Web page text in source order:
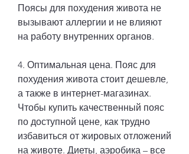
Поясы для похудения живота не
вызывают аллергии и не влияют
на работу внутренних органов.
4. Оптимальная цена. Пояс для
похудения живота стоит дешевле,
а также в интернет-магазинах.
Чтобы купить качественный пояс
по доступной цене, как трудно
избавиться от жировых отложений
на животе. Диеты, аэробика – все